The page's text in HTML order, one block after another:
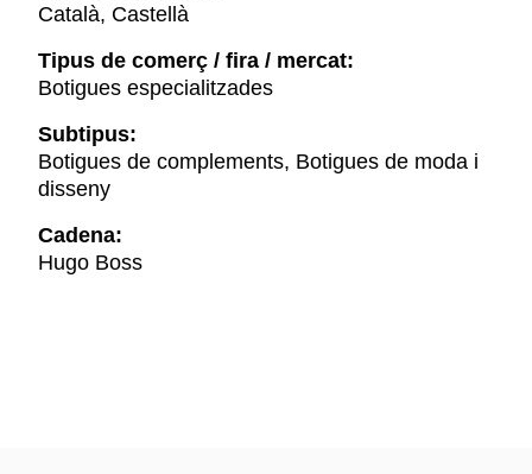
Català, Castellà
Tipus de comerç / fira / mercat:
Botigues especialitzades
Subtipus:
Botigues de complements, Botigues de moda i
disseny
Cadena:
Hugo Boss